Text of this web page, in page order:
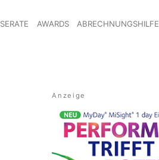
AWARDS ABRECHNUNGSHILFE